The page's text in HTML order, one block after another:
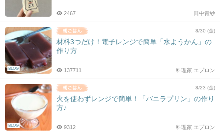
田中青紗
2467
BLOG
8/30 (金)
材料3つだけ！電子レンジで簡単「水ようかん」の
作り方
料理家 エプロン
137711
BLOG
8/23 (金)
火を使わずレンジで簡単！「バニラプリン」の作り
方♪
料理家 エプロン
9312